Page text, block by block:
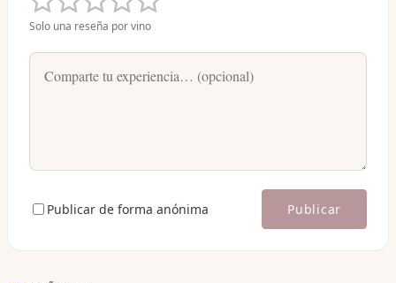
Solo una reseña por vino
Publicar de forma anónima Publicar